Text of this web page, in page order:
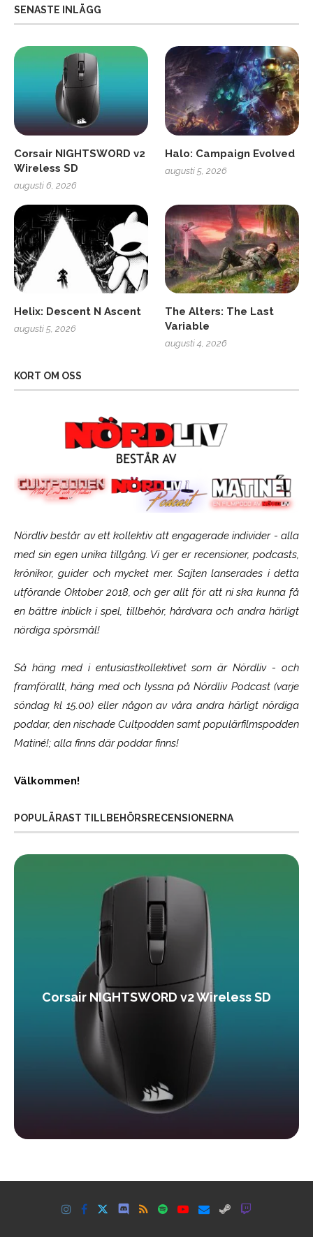
SENASTE INLÄGG
Corsair NIGHTSWORD v2
Wireless SD
augusti 6, 2026
Halo: Campaign Evolved
augusti 5, 2026
Helix: Descent N Ascent
augusti 5, 2026
The Alters: The Last
Variable
augusti 4, 2026
KORT OM OSS
Nördliv består av ett kollektiv att engagerade individer - alla
med sin egen unika tillgång. Vi ger er recensioner, podcasts,
krönikor, guider och mycket mer. Sajten lanserades i detta
utförande Oktober 2018, och ger allt för att ni ska kunna få
en bättre inblick i spel, tillbehör, hårdvara och andra härligt
nördiga spörsmål!
Så häng med i entusiastkollektivet som ärNördliv- och
framförallt, häng med och lyssna på Nördliv Podcast (varje
söndag kl 15.00) eller någon av våra andra härligt nördiga
poddar, den nischade Cultpodden samt populärfilmspodden
Matiné!; alla finns där poddar finns!
Välkommen!
POPULÄRAST TILLBEHÖRSRECENSIONERNA
Corsair NIGHTSWORD v2 Wireless SD